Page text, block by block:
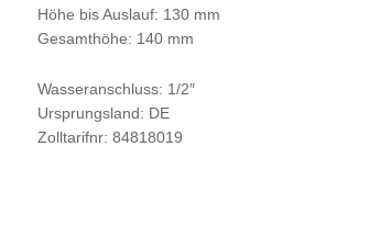
Höhe bis Auslauf: 130 mm
Gesamthöhe: 140 mm
Wasseranschluss: 1/2″
Ursprungsland: DE
Zolltarifnr: 84818019